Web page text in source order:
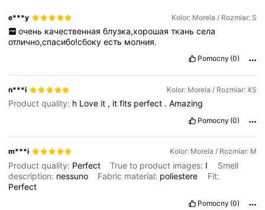
e***y Kolor: Morela / Rozmiar: S
очень качественная блузка,хорошая ткань села
отлично,спасибо!сбокуесть молния.
Pomocny (0)
n***i Kolor: Morela / Rozmiar: XS
Product quality: h Love it , itfits perfect .Amazing
Pomocny (0)
m***i Kolor: Morela / Rozmiar: M
Product quality: Perfect True to product images: I
Smell
description: nessuno Fabric material: poliestere
Fit:
Perfect
Pomocny (0)